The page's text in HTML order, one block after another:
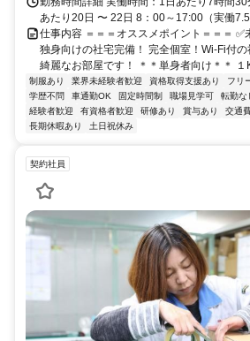
あたり20日 〜 22日 8：00～17:00（実働
仕事内容 ＝＝＝オススメポイント＝＝＝ ✅
独身向けの社宅完備！ 完全個室！Wi-Fi付の
綺麗なお部屋です！ ＊＊単身者向け＊＊
制服あり 業界未経験者歓迎 資格取得支援あり フリ
学歴不問
車通勤OK 固定時間制 職場見学可 転勤な
経験者歓迎
有資格者歓迎 研修あり 賞与あり 交通
長期休暇あり
土日祝休み
契約社員